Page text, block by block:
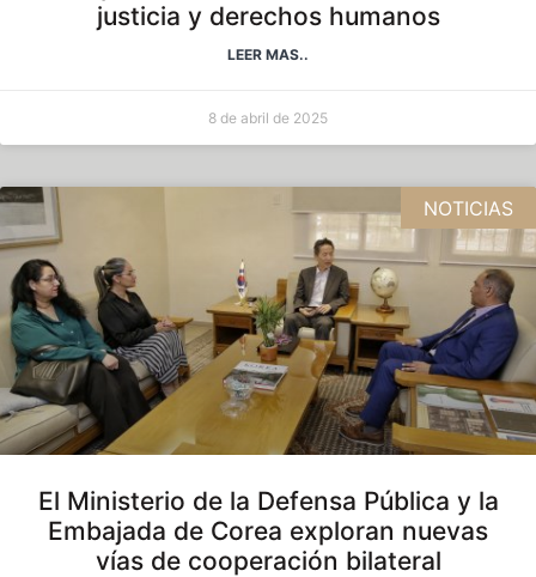
justicia y derechos humanos
LEER MAS..
8 de abril de 2025
NOTICIAS
El Ministerio de la Defensa Pública y la
Embajada de Corea exploran nuevas
vías de cooperación bilateral